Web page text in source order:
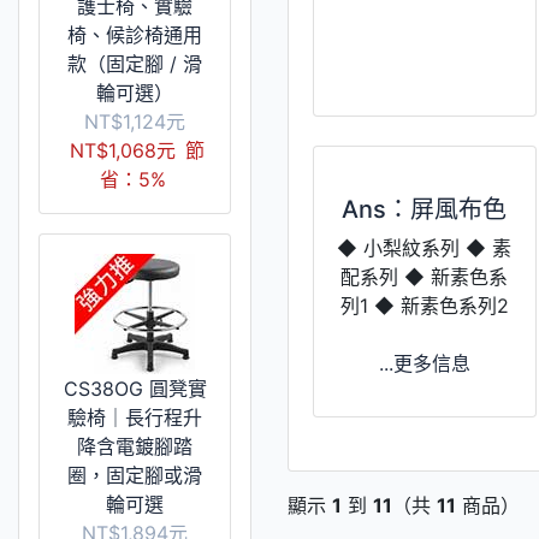
護士椅、實驗
椅、候診椅通用
款（固定腳 / 滑
輪可選）
NT$1,124元
NT$1,068元 節
省：5%
CS38OG 圓凳實
驗椅｜長行程升
降含電鍍腳踏
圈，固定腳或滑
輪可選
NT$1,894元
Ans：屏風布色
◆ 小梨紋系列 ◆ 素
配系列 ◆ 新素色系
列1 ◆ 新素色系列2
...更多信息
顯示 1 到 11 （共 11 商品）